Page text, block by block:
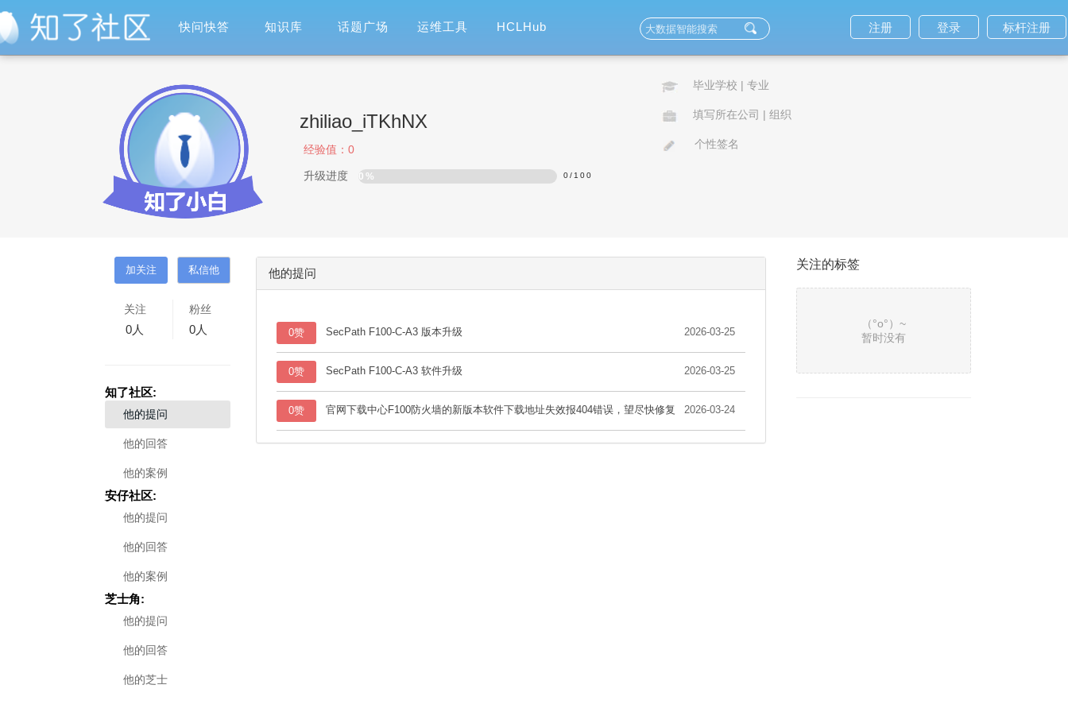
快问快答 知识库 话题广场 运维工具 HCLHub 标杆注册
登录
注册
zhiliao_iTKhNX
经验值： 0
升级进度 0% 0/ 100
毕业学校 | 专业
填写所在公司 | 组织
个性签名
关注
0人
粉丝
0人
知了社区:
他的提问
他的回答
他的案例
安仔社区:
他的提问
他的回答
他的案例
芝士角:
他的提问
他的回答
他的芝士
他的提问
0赞 SecPath F100-C-A3 版本升级 2026-03-25
0赞 SecPath F100-C-A3 软件升级 2026-03-25
0赞 官网下载中心F100防火墙的新版本软件下载地址失效报404错误，望尽快修复 2026-03-24
关注的标签
（°ο°）~
暂时没有